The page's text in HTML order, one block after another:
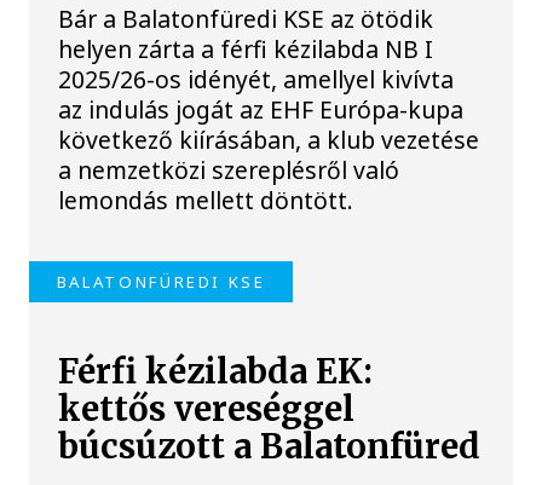
Bár a Balatonfüredi KSE az ötödik
helyen zárta a férfi kézilabda NB I
2025/26-os idényét, amellyel kivívta
az indulás jogát az EHF Európa-kupa
következő kiírásában, a klub vezetése
a nemzetközi szereplésről való
lemondás mellett döntött.
BALATONFÜREDI KSE
Férfi kézilabda EK:
kettős vereséggel
búcsúzott a Balatonfüred